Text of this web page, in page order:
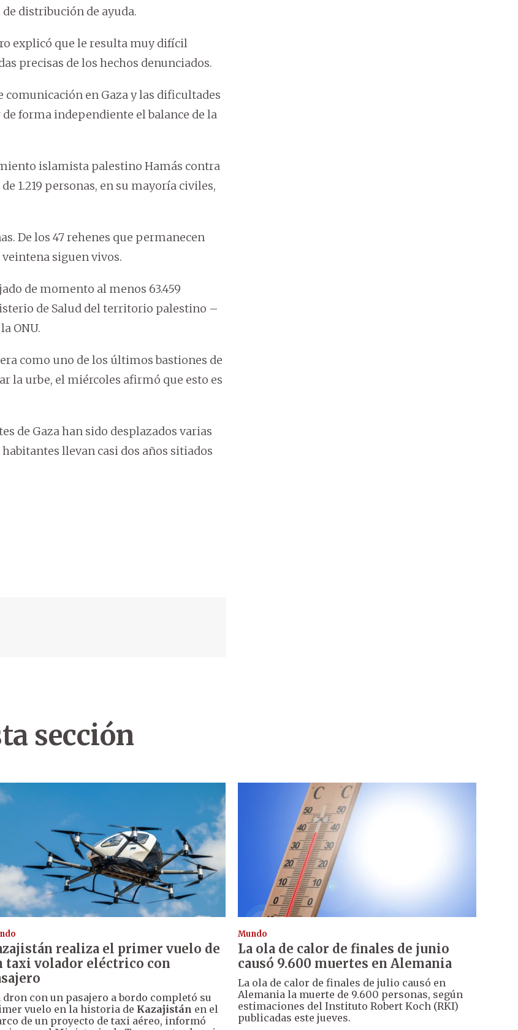
distribución de ayuda.
explicó que le resulta muy difícil
precisas de los hechos denunciados.
en Gaza y las dificultades
forma independiente el balance de la
islamista palestino Hamás contra
1.219 personas, en su mayoría civiles,
De los 47 rehenes que permanecen
siguen vivos.
de momento al menos 63.459
de Salud del territorio palestino –
ONU.
como uno de los últimos bastiones de
la urbe, el miércoles afirmó que esto es
de Gaza han sido desplazados varias
llevan casi dos años sitiados
sección
realiza el primer vuelo de
taxi volador eléctrico con
dron con un pasajero a bordo completó su
vuelo en la historia de Kazajistán en el
de un proyecto de taxi aéreo, informó
Mundo
La ola de calor de finales de junio
causó 9.600 muertes en Alemania
La ola de calor de finales de julio causó en
Alemania la muerte de 9.600 personas, según
estimaciones del Instituto Robert Koch (RKI)
publicadas este jueves.